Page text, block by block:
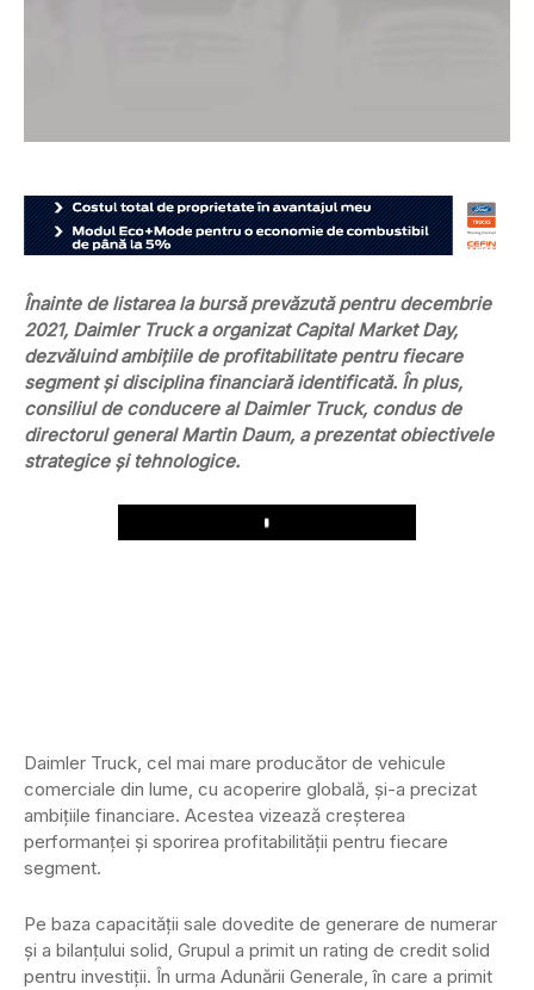
Înainte de listarea la bursă prevăzută pentru decembrie
2021, Daimler Truck a organizat Capital Market Day,
dezvăluind ambițiile de profitabilitate pentru fiecare
segment și disciplina financiară identificată. În plus,
consiliul de conducere al Daimler Truck, condus de
directorul general Martin Daum, a prezentat obiectivele
strategice și tehnologice.
Play
Daimler Truck, cel mai mare producător de vehicule
comerciale din lume, cu acoperire globală, și-a precizat
ambițiile financiare. Acestea vizează creșterea
performanței și sporirea profitabilității pentru fiecare
segment.
Pe baza capacității sale dovedite de generare de numerar
și a bilanțului solid, Grupul a primit un rating de credit solid
pentru investiții. În urma Adunării Generale, în care a primit